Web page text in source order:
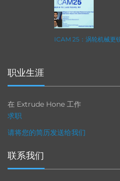
ICAM 25：涡轮机械更
职业生涯
在 Extrude Hone 工作
求职
请将您的简历发送给我们
联系我们